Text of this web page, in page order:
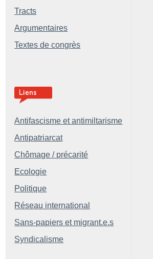
Tracts
Argumentaires
Textes de congrès
Antifascisme et antimiltarisme
Antipatriarcat
Chômage / précarité
Ecologie
Politique
Réseau international
Sans-papiers et migrant.e.s
Syndicalisme